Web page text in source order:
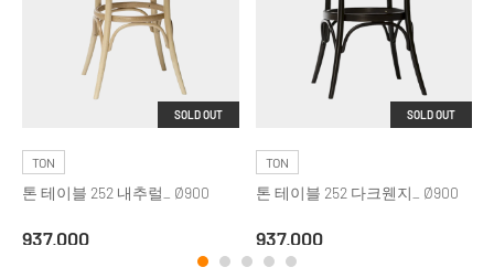
SOLD OUT
TON
톤 테이블 252 내추럴_ Ø900
937,000
SOLD OUT
TON
톤 테이블 252 다크웬지_ Ø900
937,000